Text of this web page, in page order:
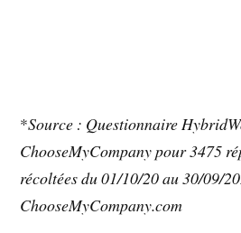
*Source : Questionnaire
ChooseMyCompany pour 3475
récoltées du 01/10/20 au 30/09/
ChooseMyCompany.com